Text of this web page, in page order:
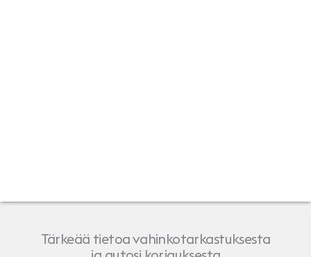
Tärkeää tietoa vahinkotarkastuksesta